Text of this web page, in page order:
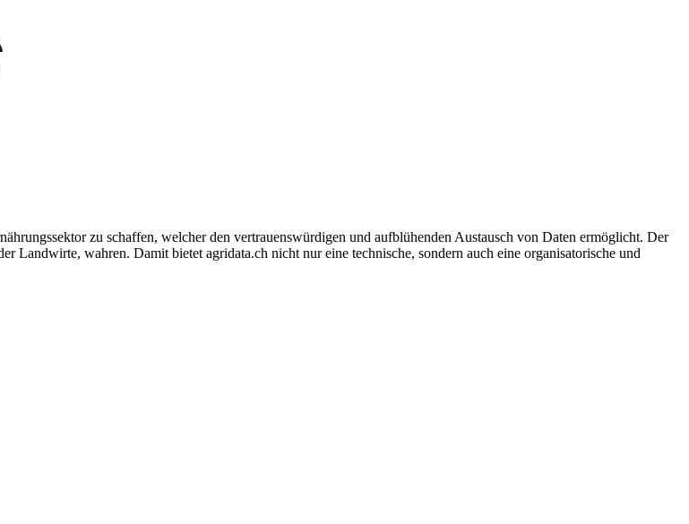
zu schaffen, welcher den vertrauenswürdigen und aufblühenden Austausch von Daten ermöglicht. Der
Landwirte, wahren. Damit bietet agridata.ch nicht nur eine technische, sondern auch eine organisatorische und